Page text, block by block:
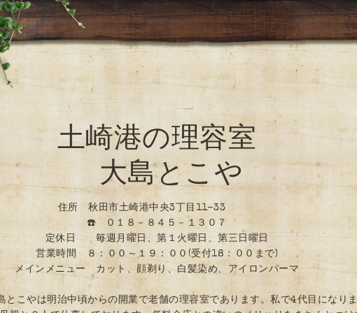
土崎港の理容室
大島とこや
住所 秋田市土崎港中央3丁目11-33
☎️ ０１８－８４５－１３０７
定休日 毎週月曜日、第１火曜日、第三日曜日
営業時間 ８：００～１９：００(受付18：００まで)
メインメニュー カット、顔剃り、白髪染め、アイロンパーマ
とこやは明治中頃からの開業で老舗の理容室であります。私で4代目になりま